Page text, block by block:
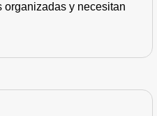
organizadas y necesitan